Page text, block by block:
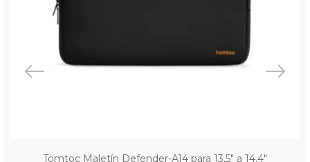
Tomtoc Maletín Defender-A14 para 13,5″ a 14,4″